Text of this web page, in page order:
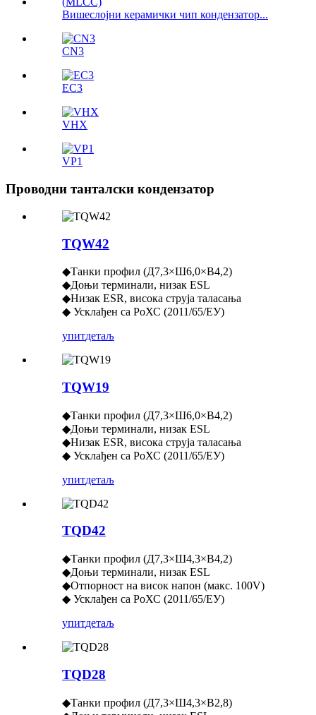
Вишеслојни керамички чип кондензатор...
CN3
ЕС3
VHX
VP1
Проводни танталски кондензатор
TQW42
◆Танки профил (Д7,3×Ш6,0×В4,2)
◆Доњи терминали, низак ESL
◆Низак ESR, висока струја таласања
◆ Усклађен са РоХС (2011/65/ЕУ)
упитдетаљ
TQW19
◆Танки профил (Д7,3×Ш6,0×В4,2)
◆Доњи терминали, низак ESL
◆Низак ESR, висока струја таласања
◆ Усклађен са РоХС (2011/65/ЕУ)
упитдетаљ
TQD42
◆Танки профил (Д7,3×Ш4,3×В4,2)
◆Доњи терминали, низак ESL
◆Отпорност на висок напон (макс. 100V)
◆ Усклађен са РоХС (2011/65/ЕУ)
упитдетаљ
TQD28
◆Танки профил (Д7,3×Ш4,3×В2,8)